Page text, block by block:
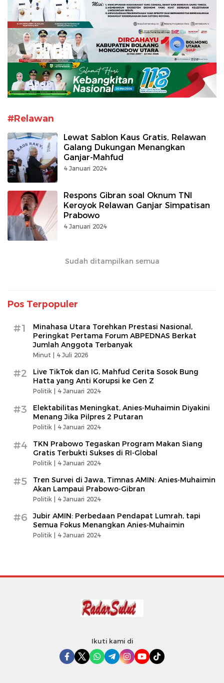
#Relawan
Lewat Sablon Kaus Gratis, Relawan
Galang Dukungan Menangkan
Ganjar-Mahfud
4 Januari 2024
Respons Gibran soal Oknum TNI
Keroyok Relawan Ganjar Simpatisan
Prabowo
4 Januari 2024
Sudah ditampilkan semua
Pos Terpopuler
#1
Minahasa Utara Torehkan Prestasi Nasional,
Peringkat Pertama Forum ABPEDNAS Berkat
Jumlah Anggota Terbanyak
Minut | 4 Juli 2026
#2
Live TikTok dan IG, Mahfud Cerita Sosok Bung
Hatta yang Anti Korupsi ke Gen Z
Politik | 4 Januari 2024
#3
Elektabilitas Meningkat, Anies-Muhaimin Diyakini
Menang Jika Pilpres 2 Putaran
Politik | 4 Januari 2024
#4
TKN Prabowo Tegaskan Program Makan Siang
Gratis Terbukti Sukses di RI-Global
Politik | 4 Januari 2024
#5
Tren Survei di Jawa, Timnas AMIN: Anies-Muhaimin
Akan Lampaui Prabowo-Gibran
Politik | 4 Januari 2024
#6
Jubir AMIN: Perbedaan Pendapat Lumrah, tapi
Semua Fokus Menangkan Anies-Muhaimin
Politik | 4 Januari 2024
Ikuti kami di